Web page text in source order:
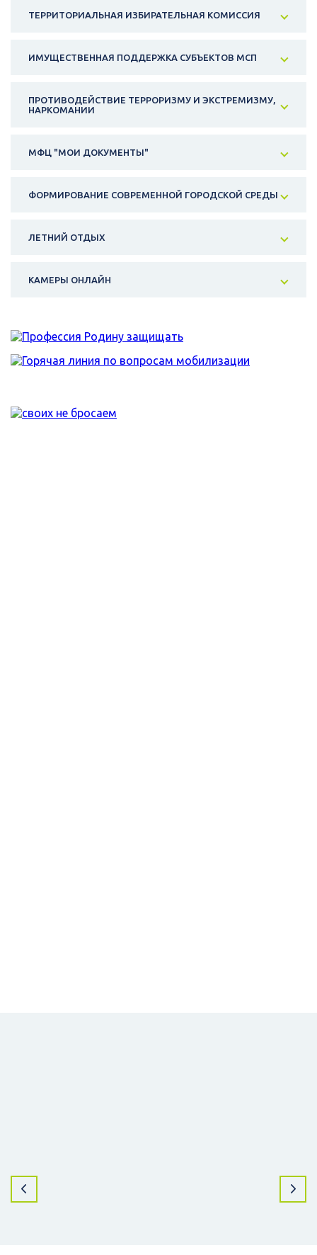
ТЕРРИТОРИАЛЬНАЯ ИЗБИРАТЕЛЬНАЯ КОМИССИЯ
ИМУЩЕСТВЕННАЯ ПОДДЕРЖКА СУБЪЕКТОВ МСП
ПРОТИВОДЕЙСТВИЕ ТЕРРОРИЗМУ И ЭКСТРЕМИЗМУ,
НАРКОМАНИИ
МФЦ "МОИ ДОКУМЕНТЫ"
ФОРМИРОВАНИЕ СОВРЕМЕННОЙ ГОРОДСКОЙ СРЕДЫ
ЛЕТНИЙ ОТДЫХ
КАМЕРЫ ОНЛАЙН